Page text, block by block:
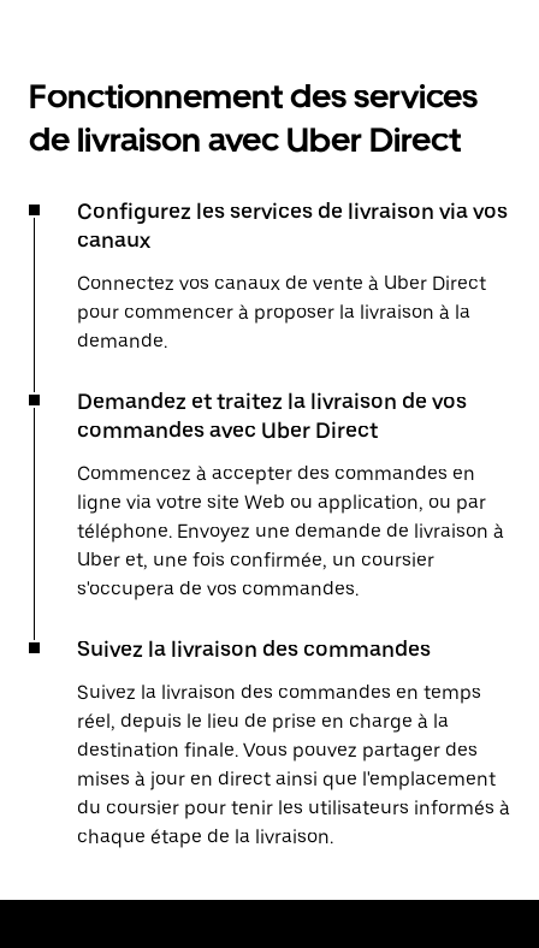
Fonctionnement des services
de livraison avec Uber Direct
Configurez les services de livraison via vos
canaux
Connectez vos canaux de vente à Uber Direct
pour commencer à proposer la livraison à la
demande.
Demandez et traitez la livraison de vos
commandes avec Uber Direct
Commencez à accepter des commandes en
ligne via votre site Web ou application, ou par
téléphone. Envoyez une demande de livraison à
Uber et, une fois confirmée, un coursier
s'occupera de vos commandes.
Suivez la livraison des commandes
Suivez la livraison des commandes en temps
réel, depuis le lieu de prise en charge à la
destination finale. Vous pouvez partager des
mises à jour en direct ainsi que l'emplacement
du coursier pour tenir les utilisateurs informés à
chaque étape de la livraison.